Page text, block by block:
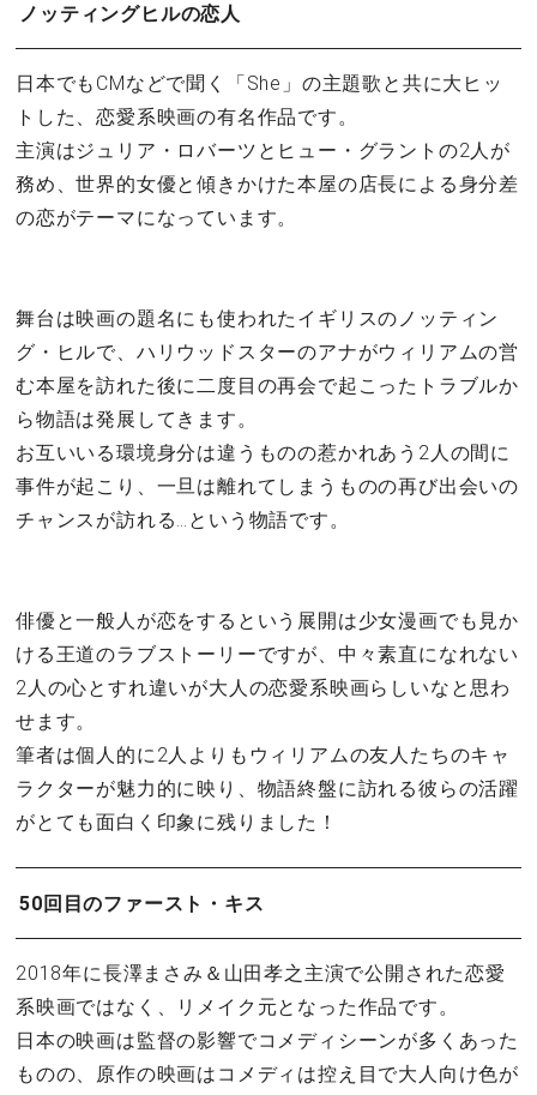
ノッティングヒルの恋人
日本でもCMなどで聞く「She」の主題歌と共に大ヒッ
トした、恋愛系映画の有名作品です。
主演はジュリア・ロバーツとヒュー・グラントの2人が
務め、世界的女優と傾きかけた本屋の店長による身分差
の恋がテーマになっています。
舞台は映画の題名にも使われたイギリスのノッティン
グ・ヒルで、ハリウッドスターのアナがウィリアムの営
む本屋を訪れた後に二度目の再会で起こったトラブルか
ら物語は発展してきます。
お互いいる環境身分は違うものの惹かれあう2人の間に
事件が起こり、一旦は離れてしまうものの再び出会いの
チャンスが訪れる…という物語です。
俳優と一般人が恋をするという展開は少女漫画でも見か
ける王道のラブストーリーですが、中々素直になれない
2人の心とすれ違いが大人の恋愛系映画らしいなと思わ
せます。
筆者は個人的に2人よりもウィリアムの友人たちのキャ
ラクターが魅力的に映り、物語終盤に訪れる彼らの活躍
がとても面白く印象に残りました！
50回目のファースト・キス
2018年に長澤まさみ＆山田孝之主演で公開された恋愛
系映画ではなく、リメイク元となった作品です。
日本の映画は監督の影響でコメディシーンが多くあった
ものの、原作の映画はコメディは控え目で大人向け色が